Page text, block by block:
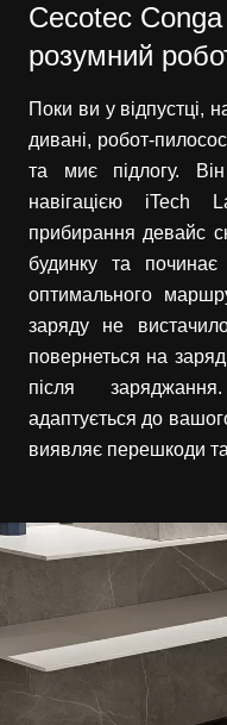
Cecotec
розумний
Поки ви у відпустці,
дивані, робот-
та миє підлогу.
навігацією iTech
прибирання девайс
будинку та починає
оптимального
заряду не
повернеться на
після
адаптується до
виявляє перешкоди та